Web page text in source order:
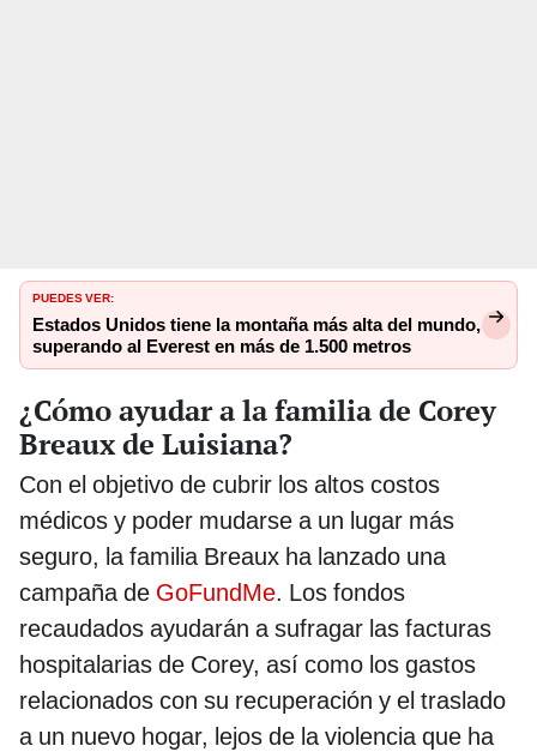
PUEDES VER:
Estados Unidos tiene la montaña más alta del mundo,
superando al Everest en más de 1.500 metros
¿Cómo ayudar a la familia de Corey
Breaux de Luisiana?
Con el objetivo de cubrir los altos costos
médicos y poder mudarse a un lugar más
seguro, la familia Breaux ha lanzado una
campaña de GoFundMe. Los fondos
recaudados ayudarán a sufragar las facturas
hospitalarias de Corey, así como los gastos
relacionados con su recuperación y el traslado
a un nuevo hogar, lejos de la violencia que ha